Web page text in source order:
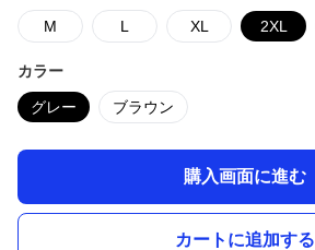
M L XL 2XL
カラー
グレー ブラウン
購入画面に進む
カートに追加する